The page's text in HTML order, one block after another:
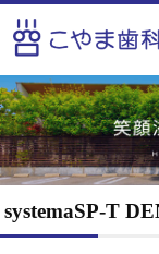
systemaSP-T